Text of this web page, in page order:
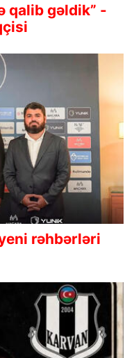
qalib gəldik” -
rəhbərləri